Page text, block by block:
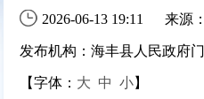
2026-06-13 19:11 来源
发布机构：海丰县人民政府
【字体： 大 中 小】